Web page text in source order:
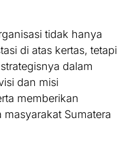
tidak hanya
di atas kertas, tetapi
dalam
dan misi
memberikan
Sumatera